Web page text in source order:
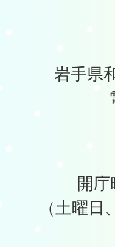
岩手県
開
（土曜